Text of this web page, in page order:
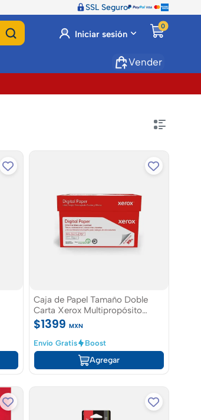
SSL Seguro
Iniciar sesión
0
Vender
Caja de Papel Tamaño Doble
Carta Xerox Multipropósito
Digital 99% Blancura 2500 hojas
$1399 MXN
Envío Gratis
Boost
Agregar